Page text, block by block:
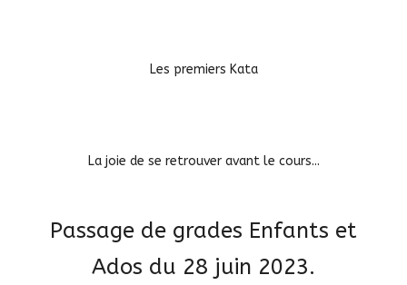
Les premiers Kata
La joie de se retrouver avant le cours...
Passage de grades Enfants et
Ados du 28 juin 2023.